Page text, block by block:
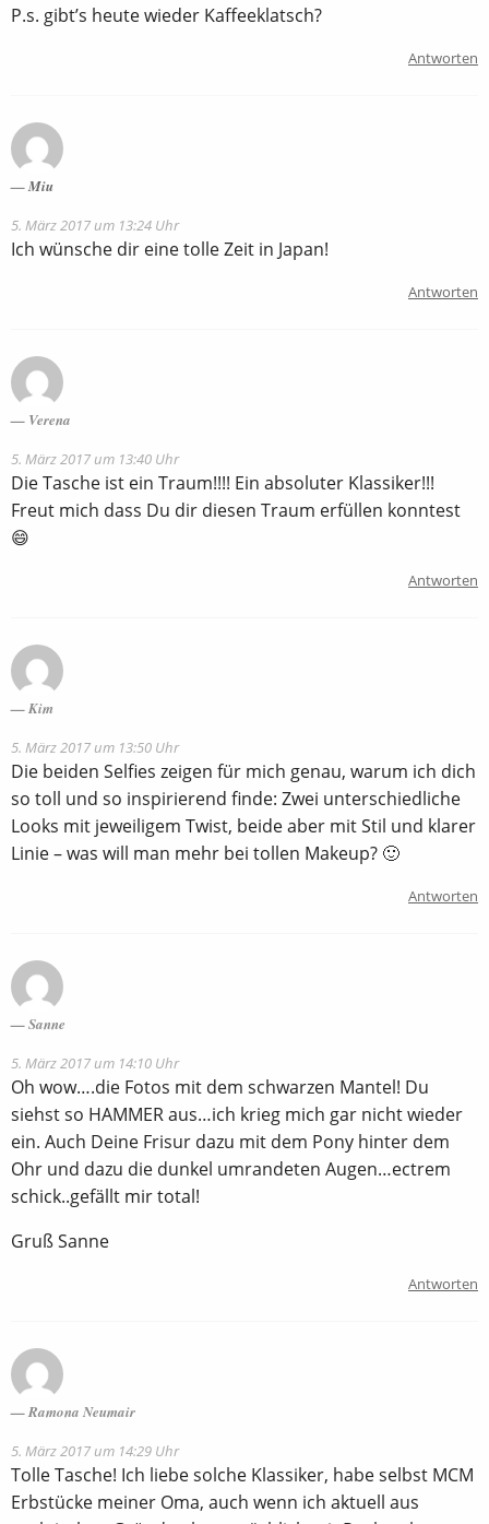
P.s. gibt’s heute wieder Kaffeeklatsch?
Antworten
Miu
5. März 2017 um 13:24 Uhr
Ich wünsche dir eine tolle Zeit in Japan!
Antworten
Verena
5. März 2017 um 13:40 Uhr
Die Tasche ist ein Traum!!!! Ein absoluter Klassiker!!!
Freut mich dass Du dir diesen Traum erfüllen konntest
😄
Antworten
Kim
5. März 2017 um 13:50 Uhr
Die beiden Selfies zeigen für mich genau, warum ich dich
so toll und so inspirierend finde: Zwei unterschiedliche
Looks mit jeweiligem Twist, beide aber mit Stil und klarer
Linie – was will man mehr bei tollen Makeup? 🙂
Antworten
Sanne
5. März 2017 um 14:10 Uhr
Oh wow….die Fotos mit dem schwarzen Mantel! Du
siehst so HAMMER aus…ich krieg mich gar nicht wieder
ein. Auch Deine Frisur dazu mit dem Pony hinter dem
Ohr und dazu die dunkel umrandeten Augen…ectrem
schick..gefällt mir total!
Gruß Sanne
Antworten
Ramona Neumair
5. März 2017 um 14:29 Uhr
Tolle Tasche! Ich liebe solche Klassiker, habe selbst MCM
Erbstücke meiner Oma, auch wenn ich aktuell aus